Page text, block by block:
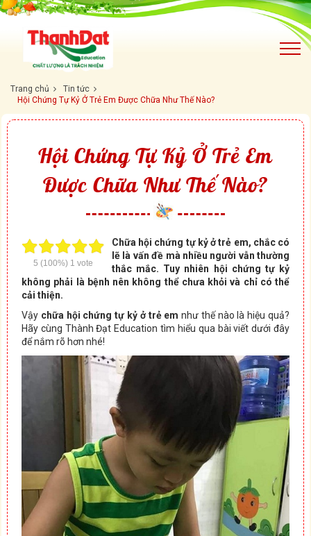
Trang chủ
Tin tức
Hội Chứng Tự Kỷ Ở Trẻ Em Được Chữa Như Thế Nào?
Hội Chứng Tự Kỷ Ở Trẻ Em
Được Chữa Như Thế Nào?
5 (100%) 1 vote
Chữa hội chứng tự kỷ ở trẻ em, chắc có
lẽ là vấn đề mà nhiều người vẫn thường
thắc mắc. Tuy nhiên hội chứng tự kỷ
không phải là bệnh nên không thể chưa khỏi và chỉ có thể
cải thiện.
Vậy chữa hội chứng tự kỷ ở trẻ em như thế nào là hiệu quả?
Hãy cùng Thành Đạt Education tìm hiểu qua bài viết dưới đây
để nắm rõ hơn nhé!